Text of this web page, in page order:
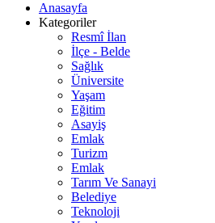
Anasayfa
Kategoriler
Resmî İlan
İlçe - Belde
Sağlık
Üniversite
Yaşam
Eğitim
Asayiş
Emlak
Turizm
Emlak
Tarım Ve Sanayi
Belediye
Teknoloji